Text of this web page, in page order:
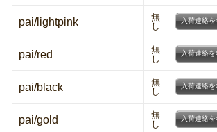
pai/lightpink
無
し
入荷連絡を
pai/red
無
し
入荷連絡を
pai/black
無
し
入荷連絡を
pai/gold
無
し
入荷連絡を